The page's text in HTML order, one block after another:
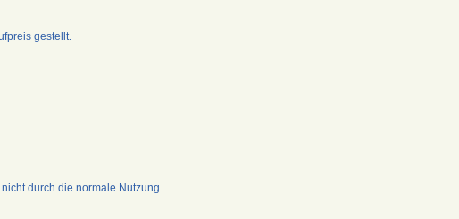
gestellt.
durch die normale Nutzung